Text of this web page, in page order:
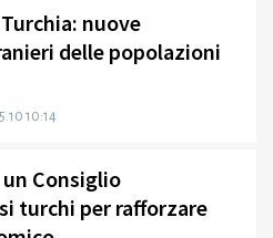
nuove
delle popolazioni
10:14
Consiglio
turchi per rafforzare